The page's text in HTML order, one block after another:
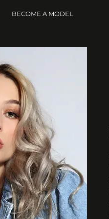
BECOME A MODEL